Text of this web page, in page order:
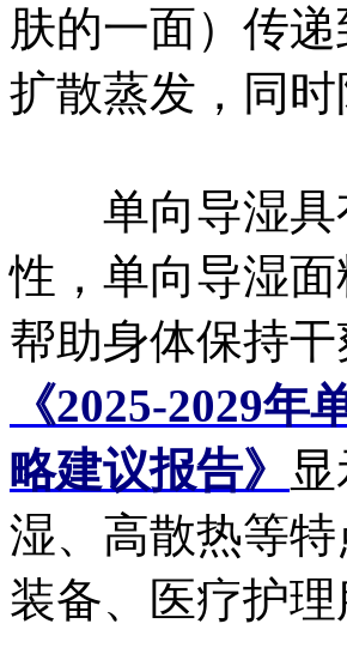
肤的一面）传
扩散蒸发，同
单向导湿具
性，单向导湿
帮助身体保持
《2025-2029
略建议报告》
湿、高散热等
装备、医疗护